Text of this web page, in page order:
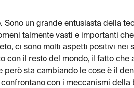
Sono un grande entusiasta della
talmente vasti e importanti
ci sono molti aspetti positivi nei
con il resto del mondo, il fatto che
sta cambiando le cose è il
con i meccanismi della